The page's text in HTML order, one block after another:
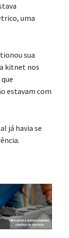
uma
sua
kitnet nos
estavam com
já havia se